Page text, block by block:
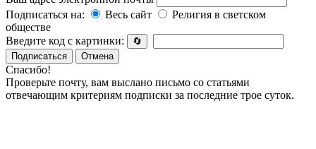
Подписаться на:
Весь сайт
Религия в светском
обществе
Введите код с картинки:
🔄
Подписаться
Отмена
Спасибо!
Проверьте почту, вам выслано письмо со статьями
отвечающим критериям подписки за последние трое суток.